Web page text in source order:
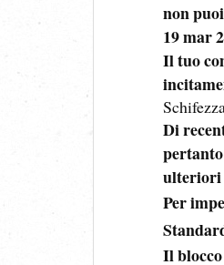
non
19 mar
Il tuo
Di
ulteriori
Per
Il